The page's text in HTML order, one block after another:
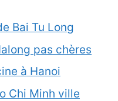
Bai Tu Long
pas chères
à Hanoi
Chi Minh ville